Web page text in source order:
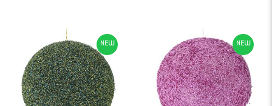
NEW NEW